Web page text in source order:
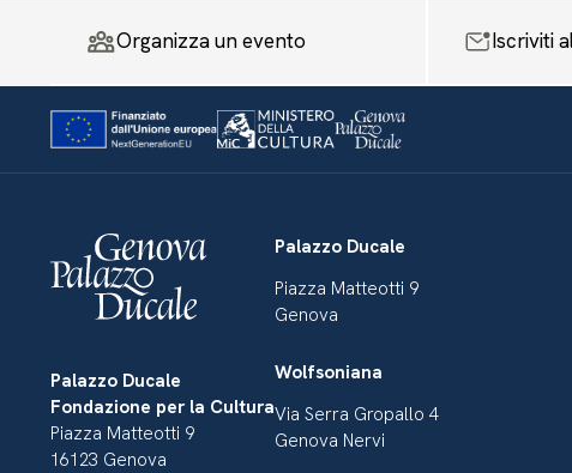
Organizza un evento Iscriviti
Palazzo Ducale
Fondazione per la Cultura
Piazza Matteotti 9
16123 Genova
Palazzo Ducale
Piazza Matteotti 9
Genova
Wolfsoniana
Via Serra Gropallo 4
Genova Nervi